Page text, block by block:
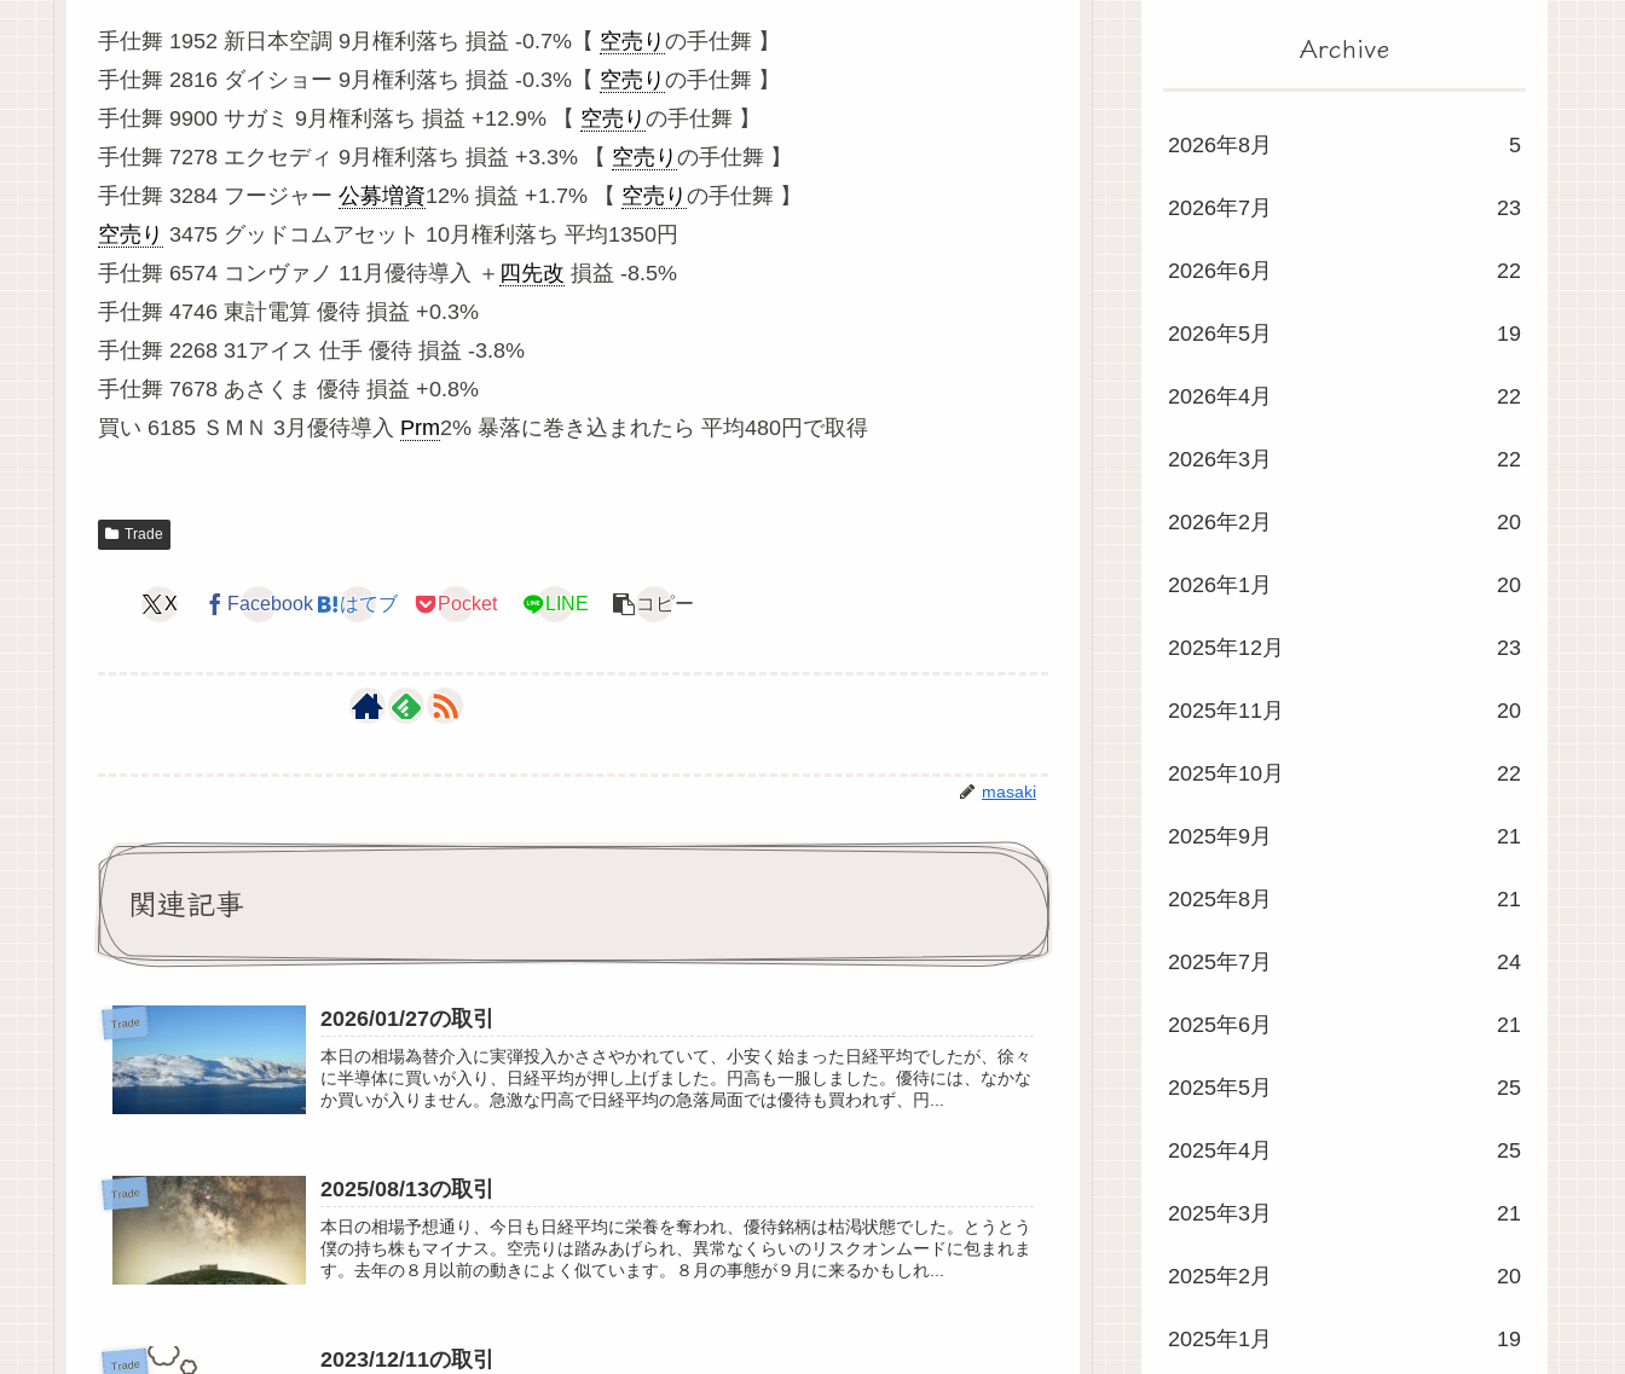
手仕舞 1952 新日本空調 9月権利落ち 損益 -0.7%【 空売り の手仕舞 】
手仕舞 2816 ダイショー 9月権利落ち 損益 -0.3%【 空売り の手仕舞 】
手仕舞 9900 サガミ 9月権利落ち 損益 +12.9% 【 空売り の手仕舞 】
手仕舞 7278 エクセディ 9月権利落ち 損益 +3.3% 【 空売り の手仕舞 】
手仕舞 3284 フージャー 公募増資12% 損益 +1.7% 【 空売り の手仕舞 】
空売り 3475 グッドコムアセット 10月権利落ち 平均1350円
手仕舞 6574 コンヴァノ 11月優待導入 ＋ 四先改 損益 -8.5%
手仕舞 4746 東計電算 優待 損益 +0.3%
手仕舞 2268 31アイス 仕手 優待 損益 -3.8%
手仕舞 7678 あさくま 優待 損益 +0.8%
買い 6185 ＳＭＮ 3月優待導入 Prm2% 暴落に巻き込まれたら 平均480円で取得
Trade
X Facebook はてブ Pocket LINE コピー
masaki
関連記事
Trade 2026/01/27の取引
本日の相場為替介入に実弾投入かささやかれていて、小安く始まった日経平均でしたが、徐々
に半導体に買いが入り、日経平均が押し上げました。円高も一服しました。優待には、なかな
か買いが入りません。急激な円高で日経平均の急落局面では優待も買われず、円...
Trade 2025/08/13の取引
本日の相場予想通り、今日も日経平均に栄養を奪われ、優待銘柄は枯渇状態でした。とうとう
僕の持ち株もマイナス。空売りは踏みあげられ、異常なくらいのリスクオンムードに包まれま
す。去年の８月以前の動きによく似ています。８月の事態が９月に来るかもしれ...
Trade 2023/12/11の取引
Archive
2026年8月 5
2026年7月 23
2026年6月 22
2026年5月 19
2026年4月 22
2026年3月 22
2026年2月 20
2026年1月 20
2025年12月 23
2025年11月 20
2025年10月 22
2025年9月 21
2025年8月 21
2025年7月 24
2025年6月 21
2025年5月 25
2025年4月 25
2025年3月 21
2025年2月 20
2025年1月 19